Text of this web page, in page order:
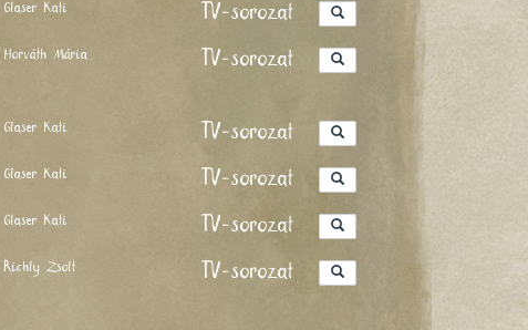
Glaser Kati TV-sorozat
Horváth Mária TV-sorozat
Glaser Kati TV-sorozat
Glaser Kati TV-sorozat
Glaser Kati TV-sorozat
Richly Zsolt TV-sorozat